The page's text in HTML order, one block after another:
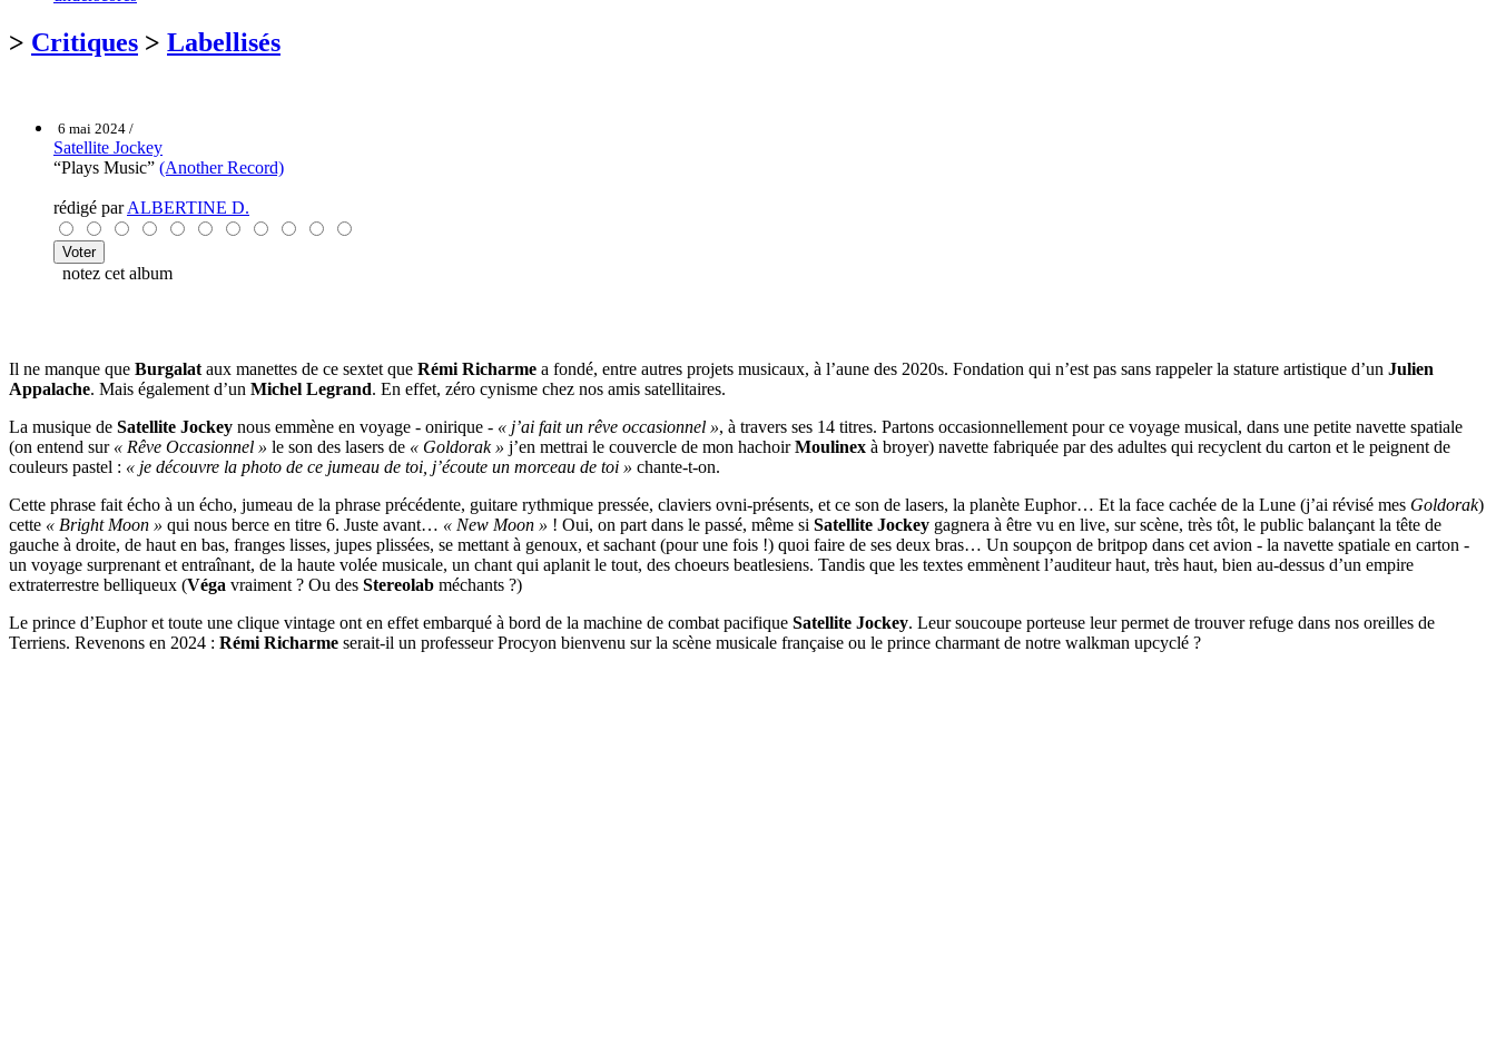
> Critiques > Labellisés
6 mai 2024 /
Satellite Jockey
“Plays Music” (Another Record)
rédigé parALBERTINE D.
notez cet album
Il ne manque que Burgalat aux manettes de ce sextet que Rémi Richarme a fondé, entre autres projets musicaux, à l’aune des 2020s. Fondation qui n’est pas sans rappeler la stature artistique d’un Julien
Appalache. Mais également d’un Michel Legrand. En effet, zéro cynisme chez nos amis satellitaires.
La musique de Satellite Jockey nous emmène en voyage - onirique - « j’ai fait un rêve occasionnel », à travers ses 14 titres. Partons occasionnellement pour ce voyage musical, dans une petite navette spatiale
(on entend sur « Rêve Occasionnel » le son des lasers de « Goldorak » j’en mettrai le couvercle de mon hachoirMoulinex à broyer) navette fabriquée par des adultes qui recyclent du carton et le peignent de
couleurs pastel : « je découvre la photo de ce jumeau de toi, j’écoute un morceau de toi » chante-t-on.
Cette phrase fait écho à un écho, jumeau de la phrase précédente, guitare rythmique pressée, claviers ovni-présents, et ce son de lasers, la planète Euphor… Et la face cachée de la Lune (j’ai révisé mes Goldorak)
cette « Bright Moon » qui nous berce en titre 6. Juste avant… « New Moon » ! Oui, on part dans le passé, même si Satellite Jockey gagnera à être vu en live, sur scène, très tôt, le public balançant la tête de
gauche à droite, de haut en bas, franges lisses, jupes plissées, se mettant à genoux, et sachant (pour une fois !) quoi faire de ses deux bras… Un soupçon de britpop dans cet avion - la navette spatiale en carton -
un voyage surprenant et entraînant, de la haute volée musicale, un chant qui aplanit le tout, des choeurs beatlesiens. Tandis que les textes emmènent l’auditeur haut, très haut, bien au-dessus d’un empire
extraterrestre belliqueux (Véga vraiment ? Ou des Stereolab méchants ?)
Le prince d’Euphor et toute une clique vintage ont en effet embarqué à bord de la machine de combat pacifique Satellite Jockey. Leur soucoupe porteuse leur permet de trouver refuge dans nos oreilles de
Terriens. Revenons en 2024 : Rémi Richarme serait-il un professeur Procyon bienvenu sur la scène musicale française ou le prince charmant de notre walkman upcyclé ?